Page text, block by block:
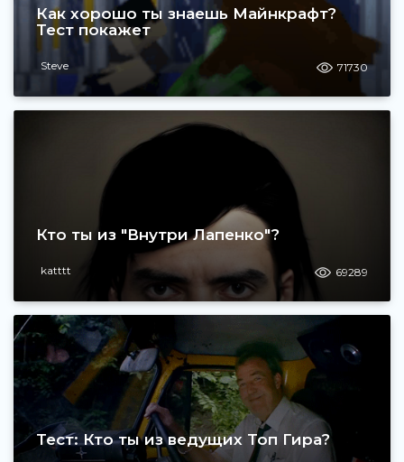
Как хорошо ты знаешь Майнкрафт?
Тест покажет
Steve 71730
Кто ты из "Внутри Лапенко"?
katttt 69289
Тест: Кто ты из ведущих Топ Гира?